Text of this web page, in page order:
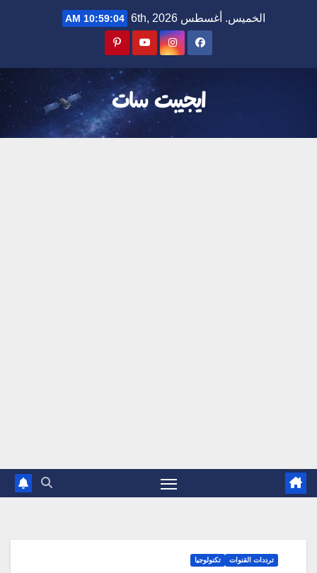
الخميس. أغسطس 6th, 2026 10:59:04 AM
ايجيبت سات
ترددات القنوات تكنولوجيا